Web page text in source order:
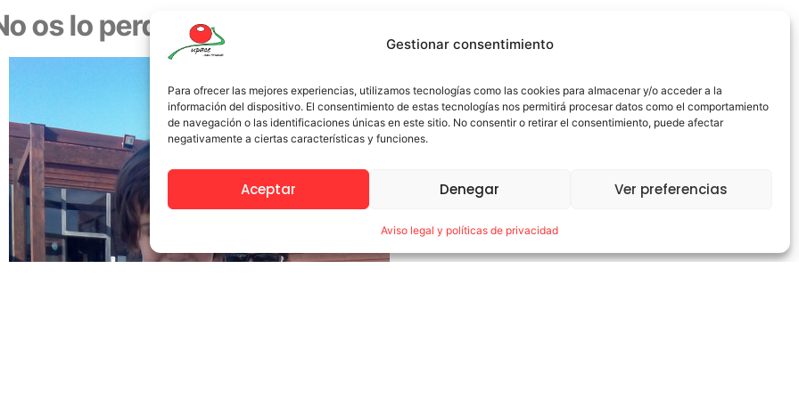
Gestionar consentimiento
Para ofrecer las mejores experiencias, utilizamos tecnologías como las cookies para almacenar y/o acceder a la
información del dispositivo. El consentimiento de estas tecnologías nos permitirá procesar datos como el comportamiento
de navegación o las identificaciones únicas en este sitio. No consentir o retirar el consentimiento, puede afectar
negativamente a ciertas características y funciones.
Aceptar Denegar Ver preferencias
Aviso legal y políticas de privacidad
os lo perdáis, merece la pena!!!